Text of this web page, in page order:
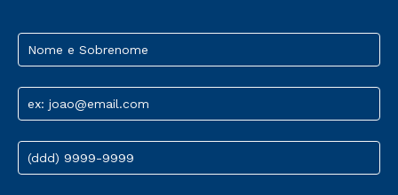
Nome e Sobrenome
ex: joao@email.com
(ddd) 9999-9999